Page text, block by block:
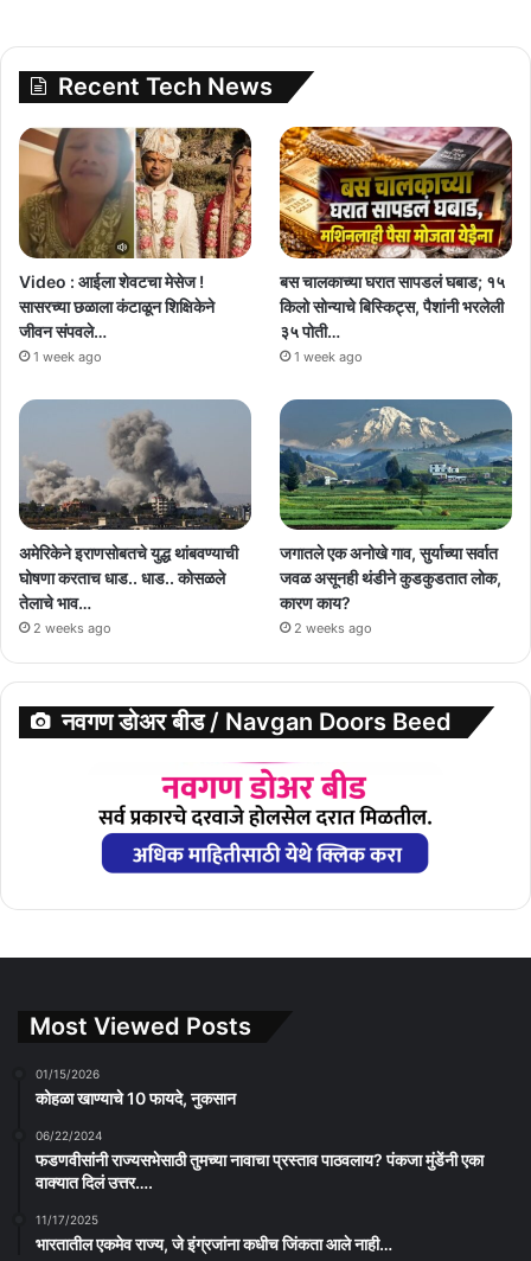
Recent Tech News
Video : आईला शेवटचा मेसेज !
सासरच्या छळाला कंटाळून शिक्षिकेने
जीवन संपवले…
1 week ago
बस चालकाच्या घरात सापडलं घबाड; १५
किलो सोन्याचे बिस्किट्स, पैशांनी भरलेली
३५ पोती…
1 week ago
अमेरिकेने इराणसोबतचे युद्ध थांबवण्याची
घोषणा करताच धाड.. धाड.. कोसळले
तेलाचे भाव…
2 weeks ago
जगातले एक अनोखे गाव, सुर्याच्या सर्वात
जवळ असूनही थंडीने कुडकुडतात लोक,
कारण काय?
2 weeks ago
नवगण डोअर बीड / Navgan Doors Beed
Most Viewed Posts
01/15/2026
कोहळा खाण्याचे 10 फायदे, नुकसान
06/22/2024
फडणवीसांनी राज्यसभेसाठी तुमच्या नावाचा प्रस्ताव पाठवलाय? पंकजा मुंडेंनी एका
वाक्यात दिलं उत्तर….
11/17/2025
भारतातील एकमेव राज्य, जे इंग्रजांना कधीच जिंकता आले नाही…